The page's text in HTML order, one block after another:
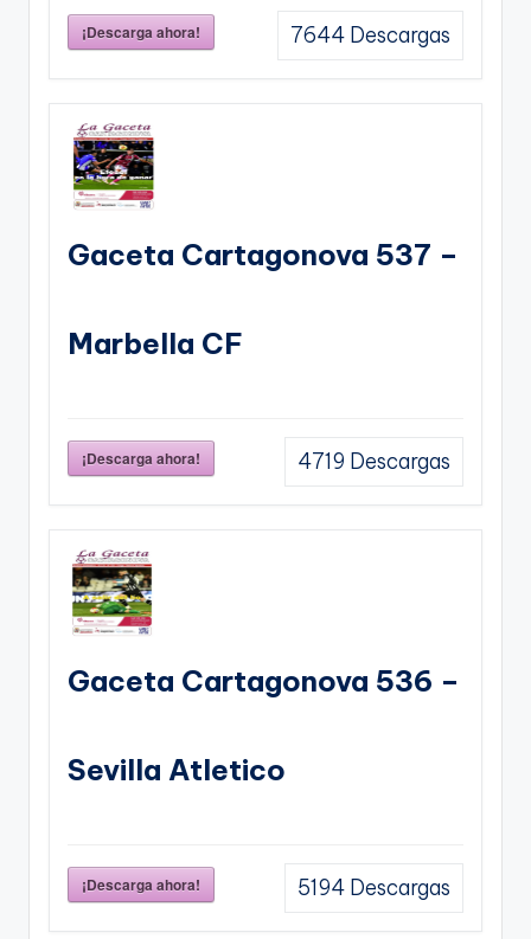
¡Descarga ahora! 7644 Descargas
Gaceta Cartagonova 537 –
Marbella CF
¡Descarga ahora! 4719 Descargas
Gaceta Cartagonova 536 –
Sevilla Atletico
¡Descarga ahora! 5194 Descargas